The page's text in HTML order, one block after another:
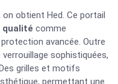
obtient Hed. Ce portail
qualité comme
avancée. Outre
sophistiquées,
grilles et motifs
permettant une